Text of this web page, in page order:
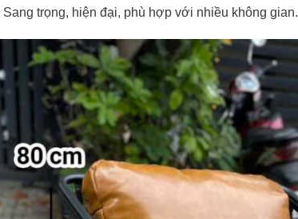
Sang trọng, hiện đại, phù hợp với nhiều không gian.